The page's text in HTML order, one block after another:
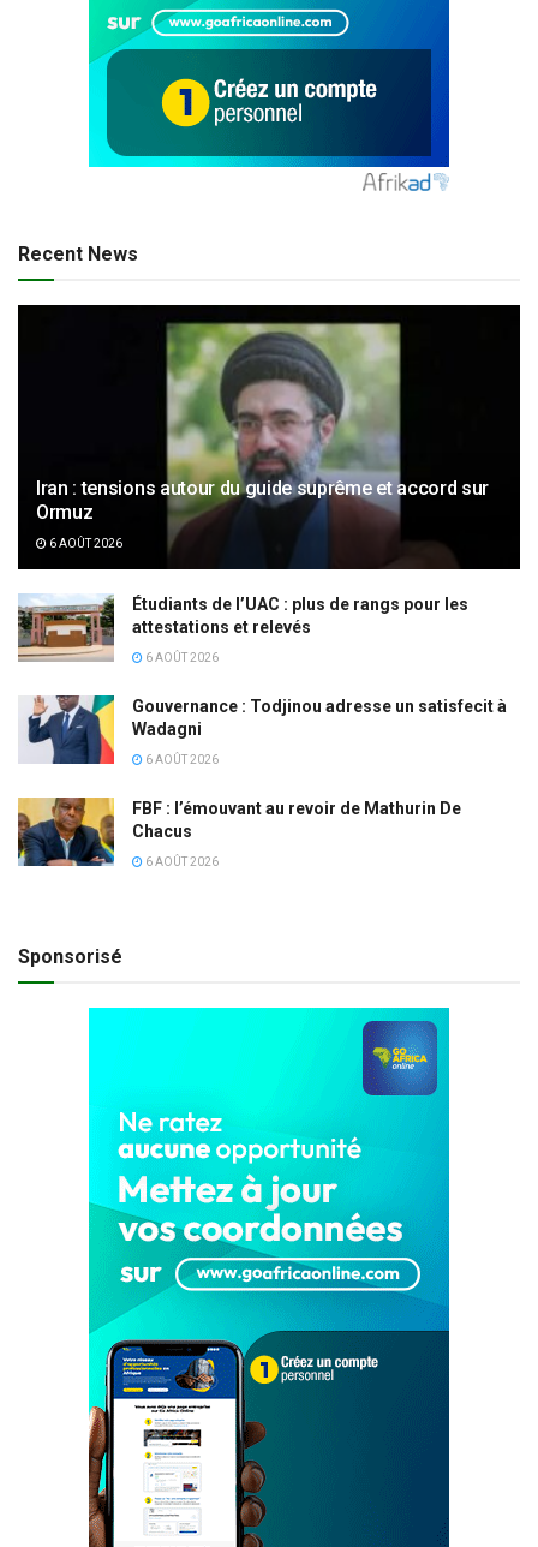
Recent News
Iran : tensions autour du guide suprême et accord sur
Ormuz
6 AOÛT 2026
Étudiants de l’UAC : plus de rangs pour les
attestations et relevés
6 AOÛT 2026
Gouvernance : Todjinou adresse un satisfecit à
Wadagni
6 AOÛT 2026
FBF : l’émouvant au revoir de Mathurin De
Chacus
6 AOÛT 2026
Sponsorisé